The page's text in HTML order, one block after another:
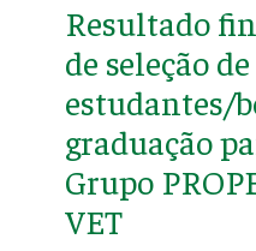
Resultado
de seleção de
estudantes/
graduação
Grupo
VET